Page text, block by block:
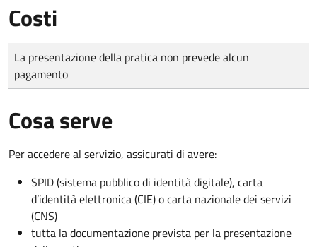
Costi
Tipo di pagamento
Importo
La presentazione della pratica non prevede alcun
pagamento
Cosa serve
Per accedere al servizio, assicurati di avere:
SPID (sistema pubblico di identità digitale), carta
d’identità elettronica (CIE) o carta nazionale dei servizi
(CNS)
tutta la documentazione prevista per la presentazione